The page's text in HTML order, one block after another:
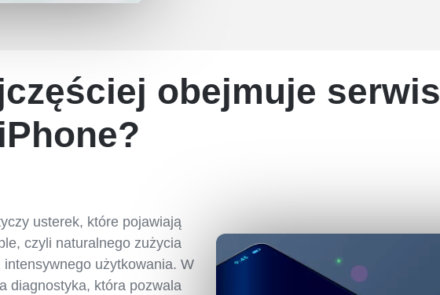
obejmuje serwis
usterek, które pojawiają
czyli naturalnego zużycia
intensywnego użytkowania. W
diagnostyka, która pozwala